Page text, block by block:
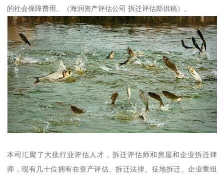
的社会保障费用。（海润资产评估公司 拆迁评估部供稿）。
本司汇聚了大批行业评估人才，拆迁评估师和房屋和企业拆迁律
师，现有几十位拥有在资产评估、拆迁法律、征地拆迁、企业重组